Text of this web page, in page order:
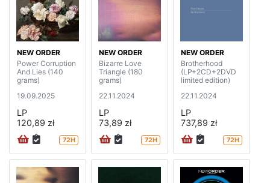
NEW ORDER
Power Corruption
And Lies (140
grams)
19.09.2025
LP
120,89 zł
72H
NEW ORDER
Bizarre Love
Triangle (180
grams)
22.11.2024
LP
73,89 zł
72H
NEW ORDER
Brotherhood
(LP+2CD+2DVD
limited edition)
22.11.2024
LP
737,89 zł
72H